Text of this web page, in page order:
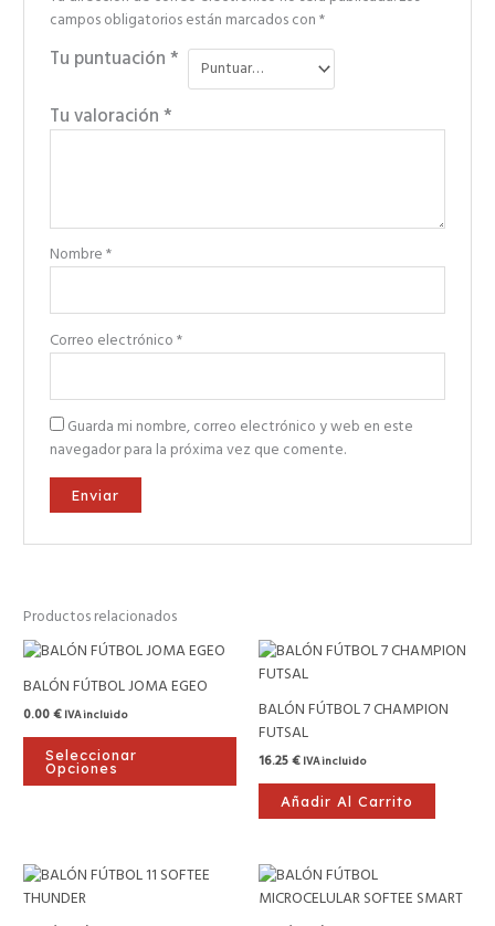
campos obligatorios están marcados con*
Tu puntuación*
Tu valoración*
Nombre*
Correo electrónico*
Guarda mi nombre, correo electrónico y web en este
navegador para la próxima vez que comente.
Productos relacionados
BALÓN FÚTBOL JOMA EGEO
0.00€ IVA incluido
Seleccionar
Opciones
Este
producto
múltiples
variantes.
opciones
elegir
BALÓN FÚTBOL 7 CHAMPION
FUTSAL
16.25€ IVA incluido
Añadir Al Carrito